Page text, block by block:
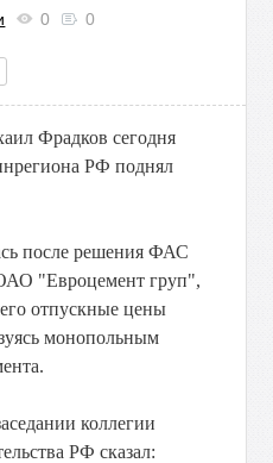
0 0
Фрадков сегодня
РФ поднял
после решения ФАС
"Евроцемент груп",
отпускные цены
монопольным
коллегии
РФ сказал: